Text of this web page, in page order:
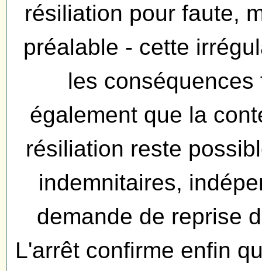
résiliation pour faute,
préalable - cette
les
également que la
résiliation reste
indemnitaires,
demande de reprise
L'arrêt confirme enfin